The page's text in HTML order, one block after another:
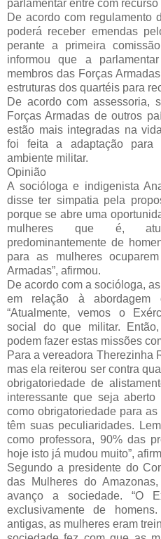
parlamentar entre com
De acordo com regulamento
poderá receber emendas
perante a primeira
informou que a
membros das Forças
estruturas dos quartéis para
De acordo com assessoria,
Forças Armadas de outros
estão mais integradas na
foi feita a adaptação para
ambiente militar.
Opinião
A socióloga e indigenista
disse ter simpatia pela
porque se abre uma
mulheres que é,
predominantemente de
para as mulheres
Armadas”, afirmou.
De acordo com a socióloga,
em relação à abordagem
“Atualmente, vemos o
social do que militar.
podem fazer estas missões
Para a vereadora Therezinha
mas ela reiterou ser contra
obrigatoriedade de
interessante que seja
como obrigatoriedade para
têm suas peculiaridades.
como professora, 90% das
hoje isto já mudou muito”,
Segundo a presidente do
das Mulheres do
avanço a sociedade. “O
exclusivamente de
antigas, as mulheres eram